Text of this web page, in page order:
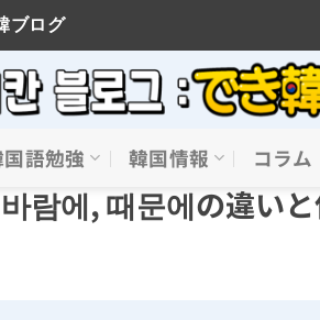
ブログ
語勉強 韓国情報 コラム
람에, 때문에の違い